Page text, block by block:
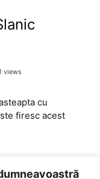
views
cu
firesc acest